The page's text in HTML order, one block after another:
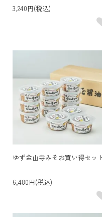
3,240円(税込)
ゆず金山寺みそお買い得セッ
6,480円(税込)